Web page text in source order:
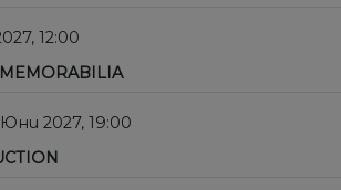
12:00
2027, 19:00